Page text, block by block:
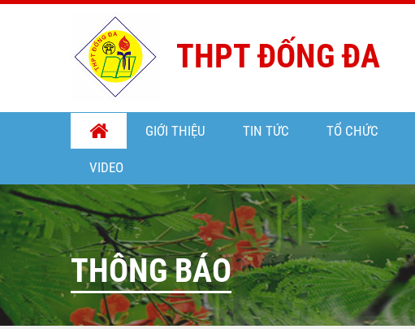
THPT ĐỐNG ĐA
GIỚI THIỆU TIN TỨC TỔ CHỨC
VIDEO
THÔNG BÁO